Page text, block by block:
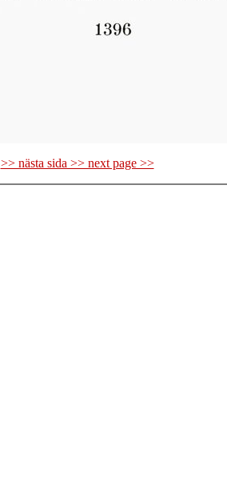
>> nästa sida >> next page >>